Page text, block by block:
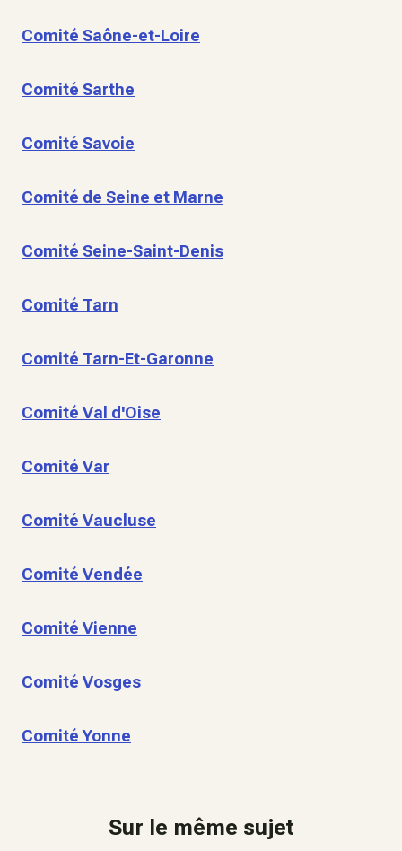
Comité Saône-et-Loire
Comité Sarthe
Comité Savoie
Comité de Seine et Marne
Comité Seine-Saint-Denis
Comité Tarn
Comité Tarn-Et-Garonne
Comité Val d'Oise
Comité Var
Comité Vaucluse
Comité Vendée
Comité Vienne
Comité Vosges
Comité Yonne
Sur le même sujet